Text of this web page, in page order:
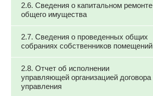
2.6. Сведения о капитальном ремонте
общего имущества
2.7. Сведения о проведенных общих
собраниях собственников помещений
2.8. Отчет об исполнении
управляющей организацией договора
управления